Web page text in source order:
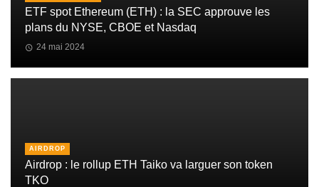
ETF spot Ethereum (ETH) : la SEC approuve les
plans du NYSE, CBOE et Nasdaq
24 mai 2024
AIRDROP
Airdrop : le rollup ETH Taiko va larguer son token
TKO